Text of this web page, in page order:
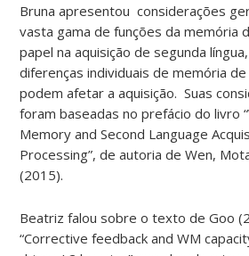
Bruna apresentou considerações
vasta gama de funções da memória
papel na aquisição de segunda
diferenças individuais de memória
podem afetar a aquisição. Suas
foram baseadas no prefácio do livro
Memory and Second Language
Processing”, de autoria de Wen,
(2015).
Beatriz falou sobre o texto de Goo
“Corrective feedback and WM